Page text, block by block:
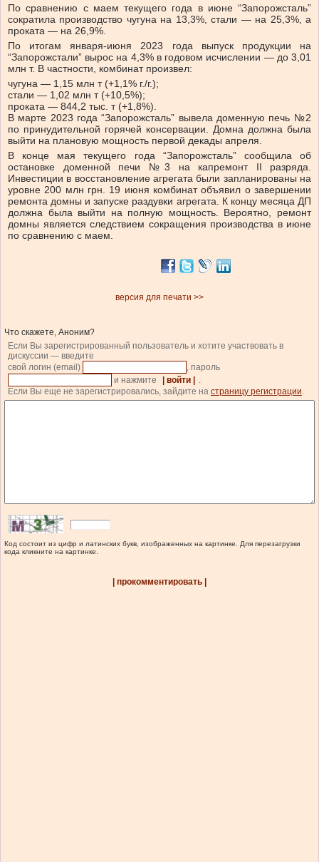
По сравнению с маем текущего года в июне “Запорожсталь”
сократила производство чугуна на 13,3%, стали — на 25,3%, а
проката — на 26,9%.
По итогам января-июня 2023 года выпуск продукции на
“Запорожстали” вырос на 4,3% в годовом исчислении — до 3,01
млн т. В частности, комбинат произвел:
чугуна — 1,15 млн т (+1,1% г./г.);
стали — 1,02 млн т (+10,5%);
проката — 844,2 тыс. т (+1,8%).
В марте 2023 года “Запорожсталь” вывела доменную печь №2
по принудительной горячей консервации. Домна должна была
выйти на плановую мощность первой декады апреля.
В конце мая текущего года “Запорожсталь” сообщила об
остановке доменной печи №3 на капремонт II разряда.
Инвестиции в восстановление агрегата были запланированы на
уровне 200 млн грн. 19 июня комбинат объявил о завершении
ремонта домны и запуске раздувки агрегата. К концу месяца ДП
должна была выйти на полную мощность. Вероятно, ремонт
домны является следствием сокращения производства в июне
по сравнению с маем.
версия для печати >>
Что скажете, Аноним?
Если Вы зарегистрированный пользователь и хотите участвовать в
дискуссии — введите
свой логин (email)
, пароль
и нажмите
| войти |
.
Если Вы еще не зарегистрировались, зайдите на страницу регистрации.
Код состоит из цифр и латинских букв, изображенных на картинке. Для перезагрузки
кода кликните на картинке.
| прокомментировать |